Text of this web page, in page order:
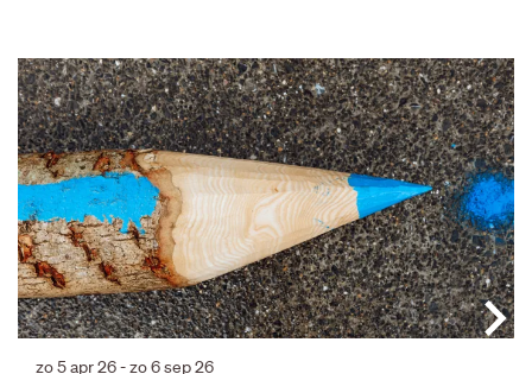
zo 5 apr 26-zo 6 sep 26